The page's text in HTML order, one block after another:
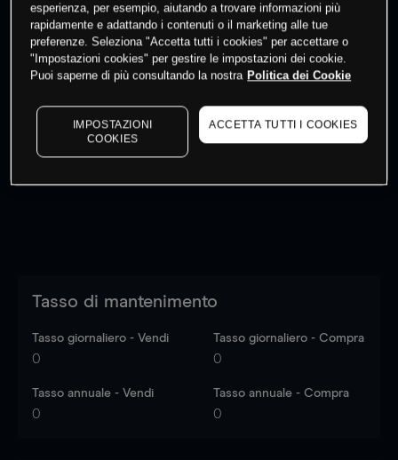
Fai trading
I prezzi sono solo indicativi. Accediper vedere gli ultimi
dati di mercato
to see latest market data
Tasso di mantenimento
Tasso giornaliero - Vendi
0
Tasso giornaliero - Compra
0
Tasso annuale - Vendi
0
Tasso annuale - Compra
0
esperienza, per esempio, aiutando a trovare informazioni più
rapidamente e adattando i contenuti o il marketing alle tue
preferenze. Seleziona "Accetta tutti i cookies" per accettare o
"Impostazioni cookies" per gestire le impostazioni dei cookie.
Puoi saperne di più consultando la nostra Politica dei Cookie
IMPOSTAZIONI
COOKIES
ACCETTA TUTTI I COOKIES